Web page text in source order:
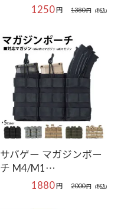
1380円 (税込)
1250円
サバゲー マガジンポー
チ M4/M1…
2000円 (税込)
1880円